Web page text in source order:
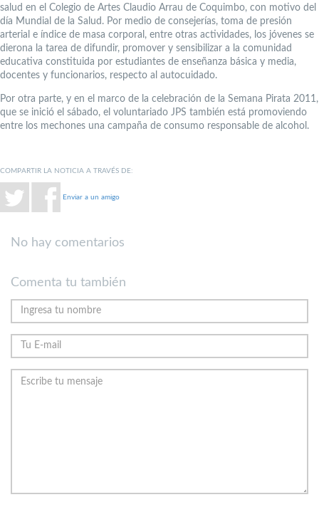
salud en el Colegio de Artes Claudio Arrau de Coquimbo, con motivo del
día Mundial de la Salud. Por medio de consejerías, toma de presión
arterial e índice de masa corporal, entre otras actividades, los jóvenes se
dierona la tarea de difundir, promover y sensibilizar a la comunidad
educativa constituida por estudiantes de enseñanza básica y media,
docentes y funcionarios, respecto al autocuidado.
Por otra parte, y en el marco de la celebración de la Semana Pirata 2011,
que se inició el sábado, el voluntariado JPS también está promoviendo
entre los mechones una campaña de consumo responsable de alcohol.
COMPARTIR LA NOTICIA A TRAVÉS DE:
Enviar a un amigo
No hay comentarios
Comenta tu también